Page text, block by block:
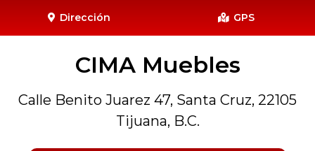
Dirección GPS
CIMA Muebles
Calle Benito Juarez 47, Santa Cruz, 22105
Tijuana, B.C.